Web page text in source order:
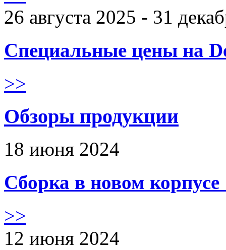
26 августа 2025 - 31
Специальные цены на
>>
Обзоры продукции
18 июня 2024
Сборка в новом
>>
12 июня 2024